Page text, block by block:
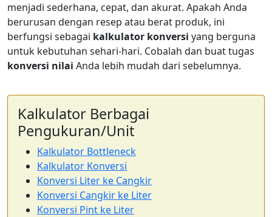
menjadi sederhana, cepat, dan akurat. Apakah Anda
berurusan dengan resep atau berat produk, ini
berfungsi sebagai kalkulator konversi yang berguna
untuk kebutuhan sehari-hari. Cobalah dan buat tugas
konversi nilai Anda lebih mudah dari sebelumnya.
Kalkulator Berbagai
Pengukuran/Unit
Kalkulator Bottleneck
Kalkulator Konversi
Konversi Liter ke Cangkir
Konversi Cangkir ke Liter
Konversi Pint ke Liter